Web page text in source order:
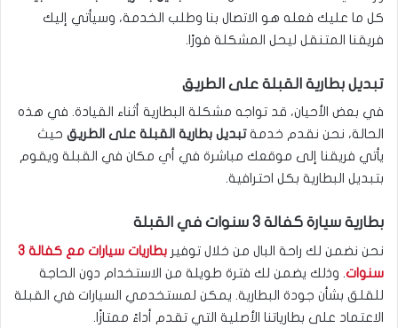
كل ما عليك فعله هو الاتصال بنا وطلب الخدمة، وسيأتي إليك
فريقنا المتنقل ليحل المشكلة فورًا.
تبديل بطارية القبلة على الطريق
في بعض الأحيان، قد تواجه مشكلة البطارية أثناء القيادة. في هذه
الحالة، نحن نقدم خدمةتبديل بطارية القبلة على الطريق حيث
يأتي فريقنا إلى موقعك مباشرة في أي مكان في القبلة ويقوم
بتبديل البطارية بكل احترافية.
بطارية سيارة كفالة 3 سنوات في القبلة
نحن نضمن لك راحة البال من خلال توفير
بطاريات سيارات مع كفالة 3
سنوات. وذلك يضمن لك فترة طويلة من الاستخدام دون الحاجة
للقلق بشأن جودة البطارية. يمكن لمستخدمي السيارات في القبلة
الاعتماد على بطارياتنا الأصلية التي تقدم أداءً ممتازًا.